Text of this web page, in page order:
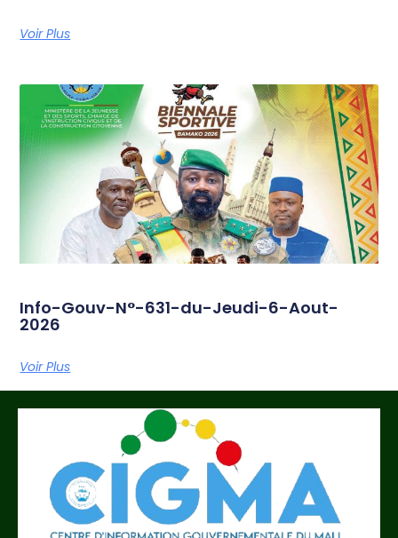
Voir Plus
Info-Gouv-N°-631-du-Jeudi-6-Aout-
2026
Voir Plus